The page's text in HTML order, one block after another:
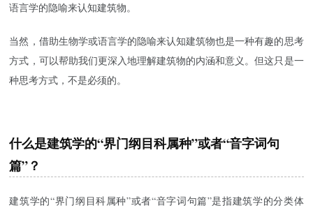
语言学的隐喻来认知建筑物。
当然，借助生物学或语言学的隐喻来认知建筑物也是一种有趣的思考
方式，可以帮助我们更深入地理解建筑物的内涵和意义。但这只是一
种思考方式，不是必须的。
什么是建筑学的“界门纲目科属种”或者“音字词句
篇”？
建筑学的“界门纲目科属种”或者“音字词句篇”是指建筑学的分类体